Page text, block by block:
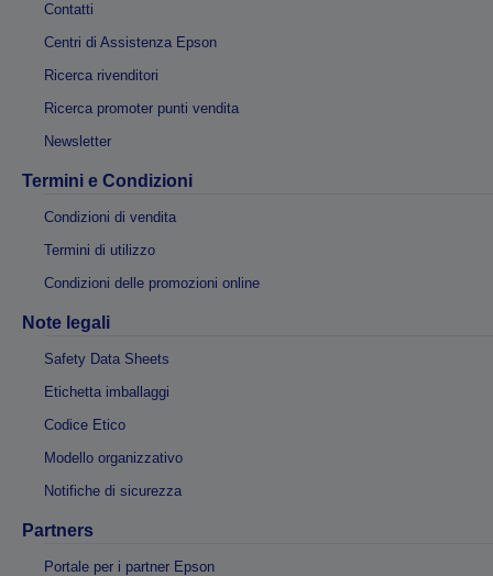
Contatti
Centri di Assistenza Epson
Ricerca rivenditori
Ricerca promoter punti vendita
Newsletter
Termini e Condizioni
Condizioni di vendita
Termini di utilizzo
Condizioni delle promozioni online
Note legali
Safety Data Sheets
Etichetta imballaggi
Codice Etico
Modello organizzativo
Notifiche di sicurezza
Partners
Portale per i partner Epson